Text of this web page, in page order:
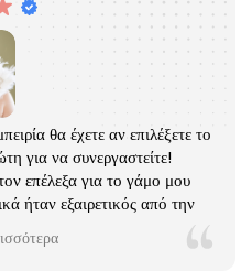
θα έχετε αν επιλέξετε το
για να συνεργαστείτε!
επέλεξα για το γάμο μου
ήταν εξαιρετικός από την
έως το τέλος στο κέντρο και
next day! Η αντιμετώπιση